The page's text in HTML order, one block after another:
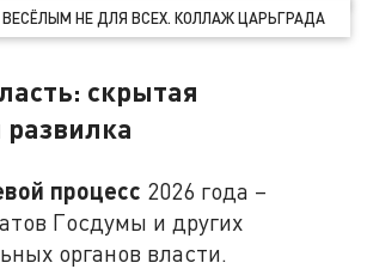
НЕ ДЛЯ ВСЕХ. КОЛЛАЖ ЦАРЬГРАДА
скрытая
развилка
процесс 2026 года –
Госдумы и других
органов власти.